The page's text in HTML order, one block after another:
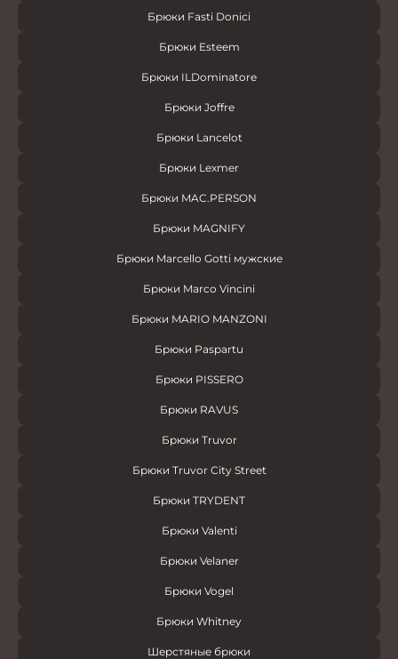
Брюки Fasti Donici
Брюки Esteem
Брюки ILDominatore
Брюки Joffre
Брюки Lancelot
Брюки Lexmer
Брюки MAC.PERSON
Брюки MAGNIFY
Брюки Marcello Gotti мужские
Брюки Marco Vincini
Брюки MARIO MANZONI
Брюки Paspartu
Брюки PISSERO
Брюки RAVUS
Брюки Truvor
Брюки Truvor City Street
Брюки TRYDENT
Брюки Valenti
Брюки Velaner
Брюки Vogel
Брюки Whitney
Шерстяные брюки